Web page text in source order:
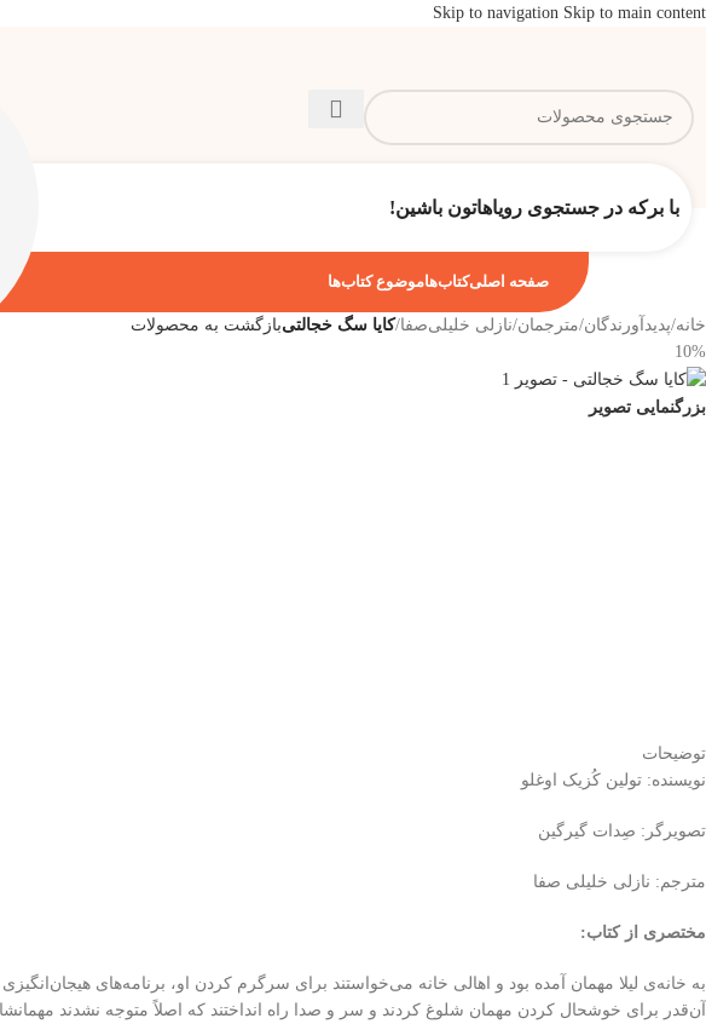
Skip to navigation Skip to main content
با برکه در جستجوی رویاهاتون باشین!
صفحه اصلیکتاب‌هاموضوع کتاب‌ها
خانه/پدیدآورندگان/مترجمان/نازلی خلیلی‌صفا/کایا سگ خجالتیبازگشت به محصولات
10%
بزرگنمایی تصویر
توضیحات
نویسنده: تولین کُزیک اوغلو
تصویرگر: صِدات گیرگین
مترجم: نازلی خلیلی صفا
مختصری از کتاب:
به خانه‌ی لیلا مهمان آمده بود و اهالی خانه می‌خواستند برای سرگرم کردن او، برنامه‌های
آن‌قدر برای خوشحال کردن مهمان شلوغ ‌کردند و سر و صدا راه انداختند که اصلاً متوجه نشدند